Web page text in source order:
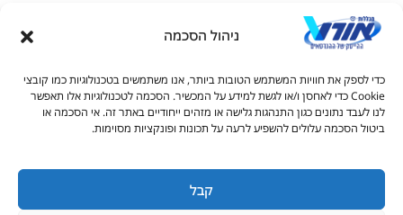
ניהול הסכמה
כדי לספק את חוויות המשתמש הטובות ביותר, אנו משתמשים בטכנולוגיות כמו קובצי
Cookie כדי לאחסן ו/או לגשת למידע על המכשיר. הסכמה לטכנולוגיות אלו תאפשר
לנו לעבד נתונים כגון התנהגות גלישה או מזהים ייחודיים באתר זה. אי הסכמה או
ביטול הסכמה עלולים להשפיע לרעה על תכונות ופונקציות מסוימות.
קבל
© כל הזכויות שמורות למכללות אורט 2026
s_info@ort.org.il
1-700-50-90-20
טקסט
טקסט